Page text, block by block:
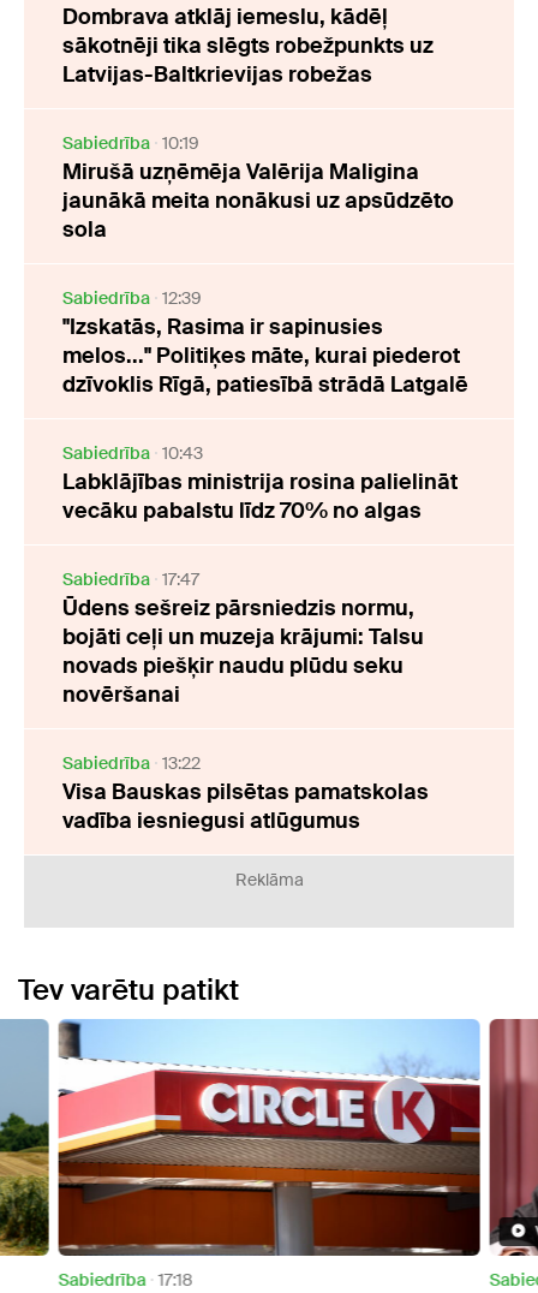
Dombrava atklāj iemeslu, kādēļ
sākotnēji tika slēgts robežpunkts uz
Latvijas-Baltkrievijas robežas
Sabiedrība 10:19
Mirušā uzņēmēja Valērija Maligina
jaunākā meita nonākusi uz apsūdzēto
sola
Sabiedrība 12:39
"Izskatās, Rasima ir sapinusies
melos..." Politiķes māte, kurai piederot
dzīvoklis Rīgā, patiesībā strādā Latgalē
Sabiedrība 10:43
Labklājības ministrija rosina palielināt
vecāku pabalstu līdz 70% no algas
Sabiedrība 17:47
Ūdens sešreiz pārsniedzis normu,
bojāti ceļi un muzeja krājumi: Talsu
novads piešķir naudu plūdu seku
novēršanai
Sabiedrība 13:22
Visa Bauskas pilsētas pamatskolas
vadība iesniegusi atlūgumus
Reklāma
Tev varētu patikt
Sabiedrība 17:18